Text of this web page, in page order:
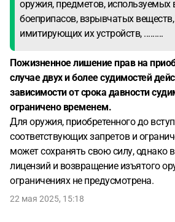
оружия, предметов, используемых
боеприпасов, взрывчатых
имитирующих их устройств, .........
Пожизненное лишение прав на
случае двух и более судимостей
зависимости от срока давности
ограничено временем.
Для оружия, приобретенного до
соответствующих запретов и
может сохранять свою силу, однако
лицензий и возвращение изъятого
ограничениях не предусмотрена.
22 мая 2025, 15:18